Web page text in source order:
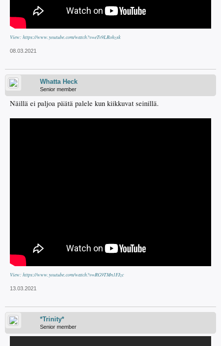
View: https://www.youtube.com/watch?v=eTv9LRohzsk
08.03.2021
Whatta Heck
Senior member
Näillä ei paljoa päätä palele kun kiikkuvat seinillä.
View: https://www.youtube.com/watch?v=RG9TMn1FJzc
13.03.2021
*Trinity*
Senior member